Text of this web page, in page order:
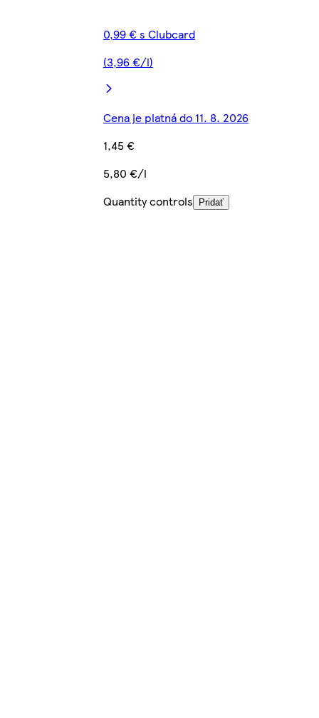
0,99 € s Clubcard
(3,96 €/l)
Cena je platná do 11. 8. 2026
1,45 €
5,80 €/l
Quantity controls
Pridať